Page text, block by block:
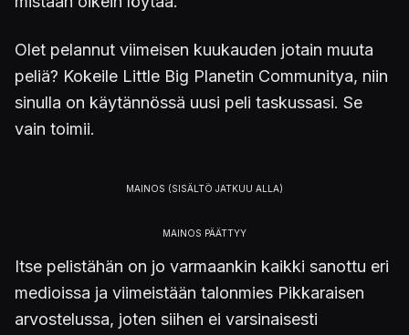
Olet pelannut viimeisen kuukauden jotain muuta
peliä? Kokeile Little Big Planetin Communitya, niin
sinulla on käytännössä uusi peli taskussasi. Se
vain toimii.
Itse pelistähän on jo varmaankin kaikki sanottu eri
medioissa ja viimeistään talonmies Pikkaraisen
arvostelussa, joten siihen ei varsinaisesti